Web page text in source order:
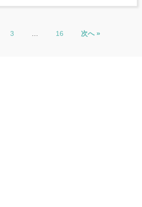
3 16 次へ »